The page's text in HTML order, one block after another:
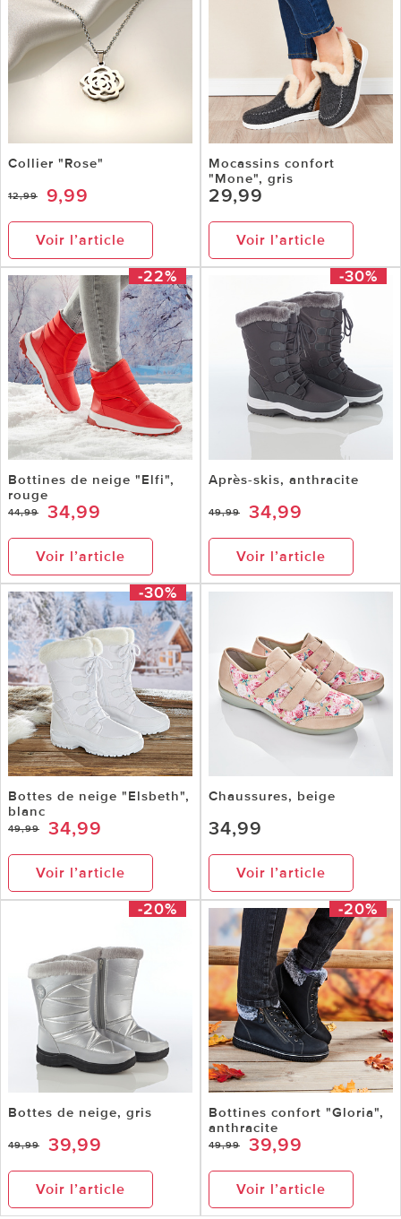
Collier "Rose"
12,99 9,99
Voir l’article
Mocassins confort
"Mone", gris
29,99
Voir l’article
-22%
Bottines de neige "Elfi",
rouge
44,99 34,99
Voir l’article
-30%
Après-skis, anthracite
49,99 34,99
Voir l’article
-30%
Bottes de neige "Elsbeth",
blanc
49,99 34,99
Voir l’article
Chaussures, beige
34,99
Voir l’article
-20%
Bottes de neige, gris
49,99 39,99
Voir l’article
-20%
Bottines confort "Gloria",
anthracite
49,99 39,99
Voir l’article